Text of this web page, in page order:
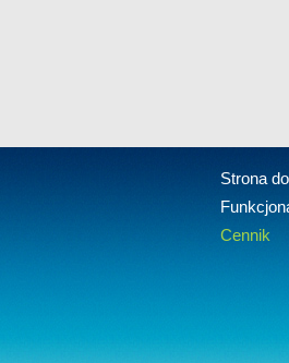
Strona
Cennik